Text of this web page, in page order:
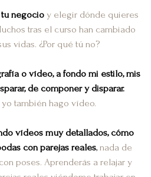
negocioy elegir dónde quieres
tras el curso han cambiado
vidas. ¿Por qué tú no?
o vídeo, a fondo mi estilo, mis
de componer y disparar.
también hago vídeo.
vídeos muy detallados, cómo
con parejas reales, nada de
poses. Aprenderás a relajar y